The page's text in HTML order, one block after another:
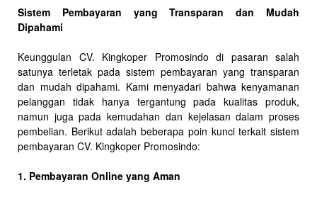
Sistem Pembayaran yang Transparan dan Mudah
Dipahami
Keunggulan CV. Kingkoper Promosindo di pasaran salah
satunya terletak pada sistem pembayaran yang transparan
dan mudah dipahami. Kami menyadari bahwa kenyamanan
pelanggan tidak hanya tergantung pada kualitas produk,
namun juga pada kemudahan dan kejelasan dalam proses
pembelian. Berikut adalah beberapa poin kunci terkait sistem
pembayaran CV. Kingkoper Promosindo:
1. Pembayaran Online yang Aman